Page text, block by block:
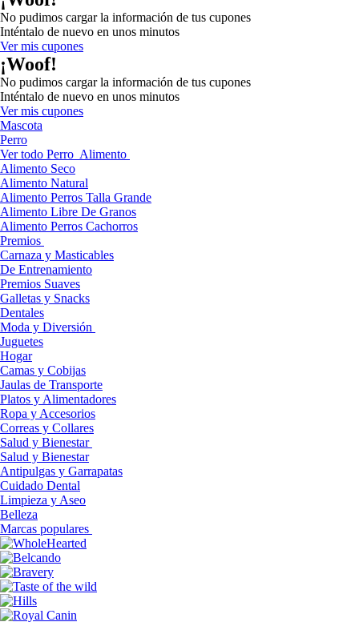
No pudimos cargar la información de tus cupones
Inténtalo de nuevo en unos minutos
Ver mis cupones
¡Woof!
No pudimos cargar la información de tus cupones
Inténtalo de nuevo en unos minutos
Ver mis cupones
Mascota
Perro
Ver todo Perro Alimento
Alimento Seco
Alimento Natural
Alimento Perros Talla Grande
Alimento Libre De Granos
Alimento Perros Cachorros
Premios
Carnaza y Masticables
De Entrenamiento
Premios Suaves
Galletas y Snacks
Dentales
Moda y Diversión
Juguetes
Hogar
Camas y Cobijas
Jaulas de Transporte
Platos y Alimentadores
Ropa y Accesorios
Correas y Collares
Salud y Bienestar
Salud y Bienestar
Antipulgas y Garrapatas
Cuidado Dental
Limpieza y Aseo
Belleza
Marcas populares